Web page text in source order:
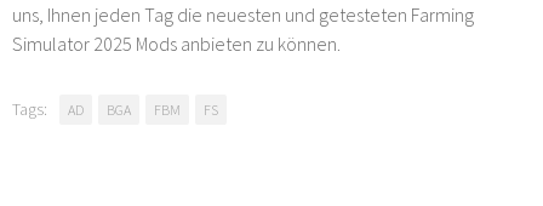
uns, Ihnen jeden Tag die neuesten und getesteten Farming
Simulator 2025 Mods anbieten zu können.
Tags: AD BGA FBM FS